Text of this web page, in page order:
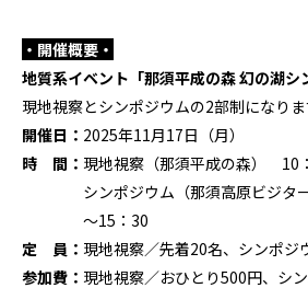
・開催概要・
地質系イベント「那須平成の森 幻の湖シ
現地視察とシンポジウムの2部制になり
開催日： 2025年11月17日（月）
時 間： 現地視察（那須平成の森） 10：
シンポジウム（那須高原ビジタ
～15 ： 30
定 員： 現地視察／先着20名、シンポジ
参加費： 現地視察／おひとり500円、シ